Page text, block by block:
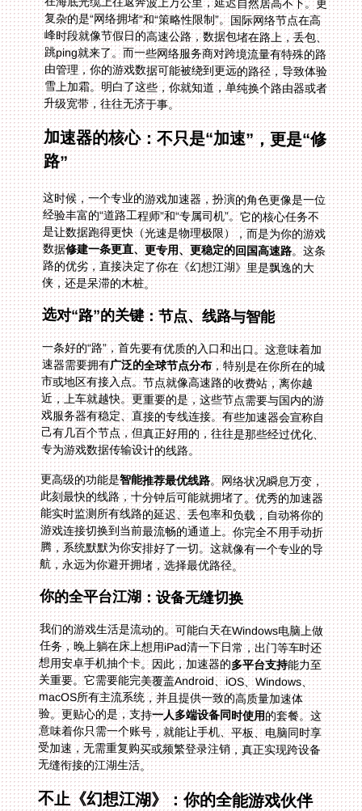
升级宽带，往往无济于事。
加速器的核心：不只是“加速”，更是“修
路”
这时候，一个专业的游戏加速器，扮演的角色更像是一位
经验丰富的“道路工程师”和“专属司机”。它的核心任务不
是让数据跑得更快（光速是物理极限），而是为你的游戏
数据修建一条更直、更专用、更稳定的回国高速路。这条
路的优劣，直接决定了你在《幻想江湖》里是飘逸的大
侠，还是呆滞的木桩。
选对“路”的关键：节点、线路与智能
一条好的“路”，首先要有优质的入口和出口。这意味着加
速器需要拥有广泛的全球节点分布，特别是在你所在的城
市或地区有接入点。节点就像高速路的收费站，离你越
近，上车就越快。更重要的是，这些节点需要与国内的游
戏服务器有稳定、直接的专线连接。有些加速器会宣称自
己有几百个节点，但真正好用的，往往是那些经过优化、
专为游戏数据传输设计的线路。
更高级的功能是智能推荐最优线路。网络状况瞬息万变，
此刻最快的线路，十分钟后可能就拥堵了。优秀的加速器
能实时监测所有线路的延迟、丢包率和负载，自动将你的
游戏连接切换到当前最流畅的通道上。你完全不用手动折
腾，系统默默为你安排好了一切。这就像有一个专业的导
航，永远为你避开拥堵，选择最优路径。
你的全平台江湖：设备无缝切换
我们的游戏生活是流动的。可能白天在Windows电脑上做
任务，晚上躺在床上想用iPad清一下日常，出门等车时还
想用安卓手机抽个卡。因此，加速器的多平台支持能力至
关重要。它需要能完美覆盖Android、iOS、Windows、
macOS所有主流系统，并且提供一致的高质量加速体
验。更贴心的是，支持一人多端设备同时使用的套餐。这
意味着你只需一个账号，就能让手机、平板、电脑同时享
受加速，无需重复购买或频繁登录注销，真正实现跨设备
无缝衔接的江湖生活。
不止《幻想江湖》：你的全能游戏伙伴